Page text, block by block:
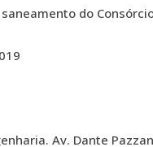
do
Av. Dante